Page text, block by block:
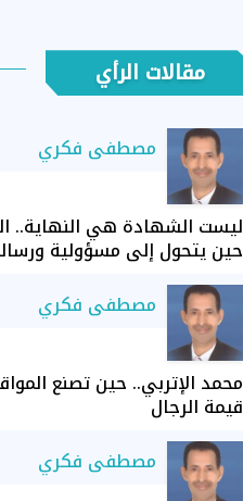
مقالات الرأي
مصطفى فكري
ليست الشهادة هي النهاية..
حين يتحول إلى مسؤولية
مصطفى فكري
محمد الإتربي.. حين تصنع
قيمة الرجال
مصطفى فكري